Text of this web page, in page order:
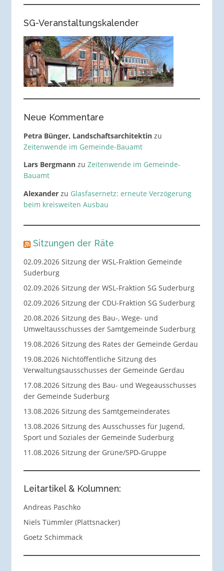
SG-Veranstaltungskalender
Neue Kommentare
Petra Bünger, Landschaftsarchitektinzu
Zeitenwende im Gemeinde-Bauamt
Lars Bergmannzu Zeitenwende im Gemeinde-
Bauamt
Alexanderzu Glasfasernetz: erneute Verzögerung
beim kreisweiten Ausbau
Sitzungen der Räte
02.09.2026 Sitzung der WSL-Fraktion Gemeinde
Suderburg
02.09.2026 Sitzung der WSL-Fraktion SG Suderburg
02.09.2026 Sitzung der CDU-Fraktion SG Suderburg
20.08.2026 Sitzung des Bau-, Wege- und
Umweltausschusses der Samtgemeinde Suderburg
19.08.2026 Sitzung des Rates der Gemeinde Gerdau
19.08.2026 Nichtöffentliche Sitzung des
Verwaltungsausschusses der Gemeinde Gerdau
17.08.2026 Sitzung des Bau- und Wegeausschusses
der Gemeinde Suderburg
13.08.2026 Sitzung des Samtgemeinderates
13.08.2026 Sitzung des Ausschusses für Jugend,
Sport und Soziales der Gemeinde Suderburg
11.08.2026 Sitzung der Grüne/SPD-Gruppe
Leitartikel & Kolumnen:
Andreas Paschko
Niels Tümmler (Plattsnacker)
Goetz Schimmack